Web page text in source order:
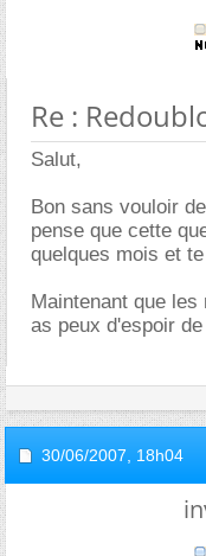
Re :
Salut,
Bon sans vouloir
pense que cette
quelques mois et
Maintenant que
as peux d'espoir
30/06/2007, 18h04